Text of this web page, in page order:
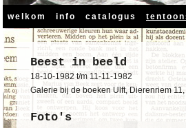
welkom info catalogus
Beest in beeld
18-10-1982 t/m 11-11-1982
Galerie bij de boeken Ulft, Dierenriem
Foto's